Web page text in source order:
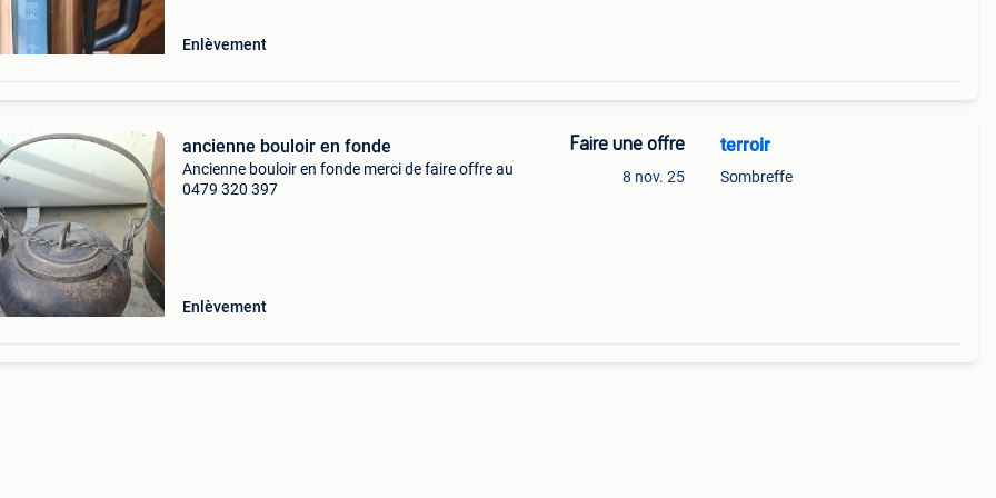
Enlèvement
ancienne bouloir en fonde
Ancienne bouloir en fonde merci de faire offre au
0479 320 397
Enlèvement
Faire une offre
8 nov. 25
terroir
Sombreffe